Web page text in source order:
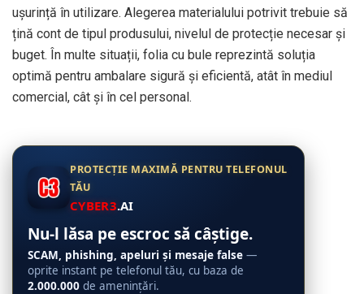
ușurință în utilizare. Alegerea materialului potrivit trebuie să
țină cont de tipul produsului, nivelul de protecție necesar și
buget. În multe situații, folia cu bule reprezintă soluția
optimă pentru ambalare sigură și eficientă, atât în mediul
comercial, cât și în cel personal.
PROTECȚIE MAXIMĂ PENTRU TELEFONUL
TĂU
CYBER3.AI
Nu-l lăsa pe escroc să câștige.
SCAM, phishing, apeluri și mesaje false —
oprite instant pe telefonul tău, cu baza de
2.000.000 de amenințări.